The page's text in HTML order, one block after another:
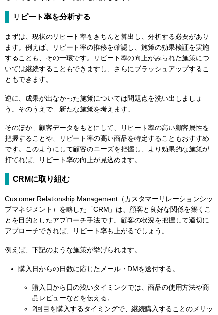
リピート率を分析する
まずは、現状のリピート率をきちんと算出し、分析する必要があり
ます。例えば、リピート率の推移を確認し、施策の効果検証を実施
することも、その一環です。リピート率の向上がみられた施策につ
いては継続することもできますし、さらにブラッシュアップするこ
ともできます。
逆に、成果が出なかった施策については問題点を洗い出しましょ
う。そのうえで、新たな施策を考えます。
そのほか、顧客データをもとにして、リピート率の高い顧客属性を
把握することや、リピート率の高い商品を特定することもおすすめ
です。このようにして顧客のニーズを把握し、より効果的な施策が
打てれば、リピート率の向上が見込めます。
CRMに取り組む
Customer Relationship Management（カスタマーリレーションシッ
プマネジメント）を略した「CRM」は、顧客と良好な関係を築くこ
とを目的としたアプローチ手法です。顧客の状況を把握して適切に
アプローチできれば、リピート率も上がるでしょう。
例えば、下記のような施策が挙げられます。
購入日からの日数に応じたメール・DMを送付する。
購入日から日の浅いタイミングでは、商品の使用方法や商
品レビューなどを伝える。
2回目を購入するタイミングで、継続購入することのメリッ